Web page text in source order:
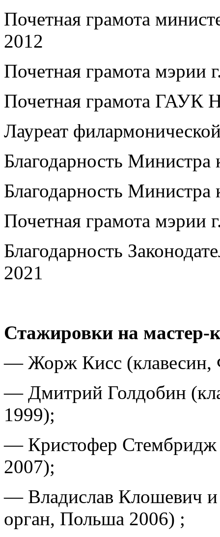
Почетная грамота
2012
Почетная грамота мэрии
Почетная грамота ГАУК
Лауреат
Благодарность Министра
Благодарность
Почетная грамота мэрии
Благодарность
2021
Стажировки на мастер-
— Жорж Кисс (клавесин,
— Дмитрий Голдобин
1999);
— Кристофер Стембридж
2007);
— Владислав Клошевич и
орган, Польша 2006) ;